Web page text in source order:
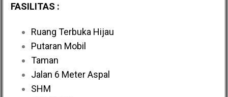
FASILITAS :
Ruang Terbuka Hijau
Putaran Mobil
Taman
Jalan 6 Meter Aspal
SHM